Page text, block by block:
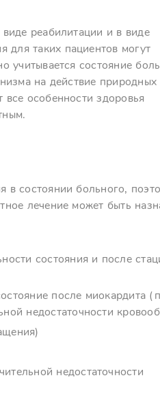
реабилитации и в виде
таких пациентов могут
учитывается состояние
на действие
особенности здоровья
в состоянии больного,
лечение может быть
состояния и после
после миокардита
недостаточности
недостаточности